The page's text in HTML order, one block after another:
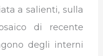
a salienti, sulla
di recente
degli interni